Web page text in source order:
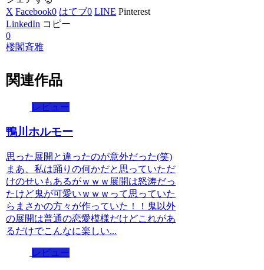
X Facebook0 はてブ0 LINE Pinterest
LinkedIn コピー
0
楼閣斉雅
関連作品
レビュー
鴨川ホルモー
思った展開と違ったのが意外だった(笑)
まあ、私は踊りの何かだと思っていただ
けのせいもあるがｗｗｗ展開は怒涛だっ
たけど鬼が可愛いｗｗｗって思っていた
らまさかの方々が作っていた！！鬼以外
の展開は普通の恋愛模様だけどこれがあ
るだけでこんなに楽しい...
レビュー